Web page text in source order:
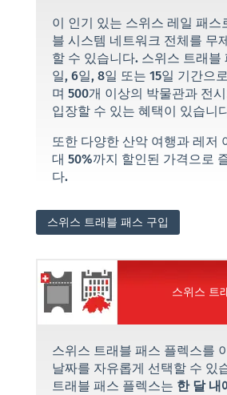
이 인기 있는 스위스 레일 패스
블 시스템 네트워크 전체를 무
할 수 있습니다. 스위스 트래블
일, 6일, 8일 또는 15일 기간으
며 500개 이상의 박물관과 전
입장할 수 있는 혜택이 있습니
또한 다양한 산악 여행과 레저
대 50%까지 할인된 가격으로
다.
스위스 트래블 패스 구입
스위스 트
스위스 트래블 패스 플렉스를
날짜를 자유롭게 선택할 수 있
트래블 패스 플렉스는 한 달 내